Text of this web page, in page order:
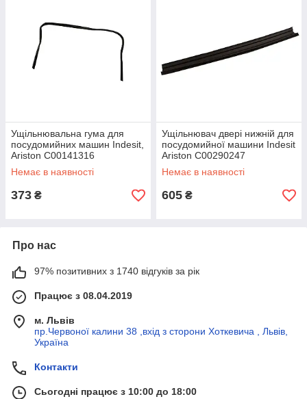
Ущільнювальна гума для
посудомийних машин Indesit,
Ariston C00141316
Немає в наявності
373 ₴
Ущільнювач двері нижній для
посудомийної машини Indesit
Ariston C00290247
Немає в наявності
605 ₴
Про нас
97% позитивних з 1740 відгуків за рік
Працює з 08.04.2019
м. Львів
пр.Червоної калини 38 ,вхід з сторони Хоткевича , Львів,
Україна
Контакти
Сьогодні працює з 10:00 до 18:00